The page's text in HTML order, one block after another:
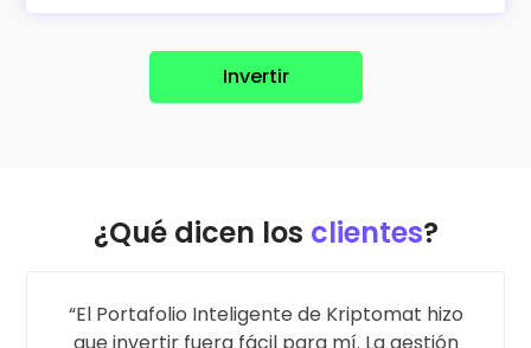
Invertir
¿Qué dicen los clientes?
El Portafolio Inteligente de Kriptomat hizo